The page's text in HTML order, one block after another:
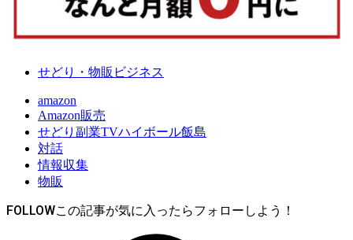
せどり・物販ビジネス
amazon
Amazon販売
せどり副業TVハイボール飯島
対話
情報収集
物販
FOLLOW